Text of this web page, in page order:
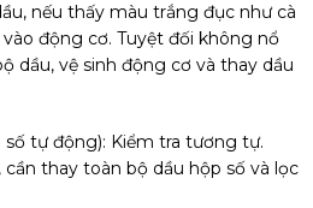
nếu thấy màu trắng đục như cà
động cơ. Tuyệt đối không nổ
dầu, vệ sinh động cơ và thay dầu
số tự động): Kiểm tra tương tự.
cần thay toàn bộ dầu hộp số và lọc